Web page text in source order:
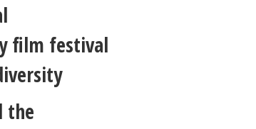
film festival
the